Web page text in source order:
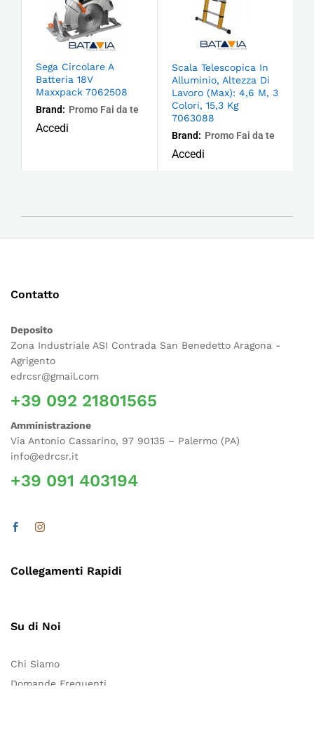
Sega Circolare A
Batteria 18V
Maxxpack 7062508
Brand: Promo Fai da te
Accedi
Scala Telescopica In
Alluminio, Altezza Di
Lavoro (Max): 4,6 M, 3
Colori, 15,3 Kg
7063088
Brand: Promo Fai da te
Accedi
Contatto
Deposito
Zona Industriale ASI Contrada San Benedetto Aragona -
Agrigento
edrcsr@gmail.com
+39 092 21801565
Amministrazione
Via Antonio Cassarino, 97 90135 – Palermo (PA)
info@edrcsr.it
+39 091 403194
Collegamenti Rapidi
Su di Noi
Chi Siamo
Domande Frequenti